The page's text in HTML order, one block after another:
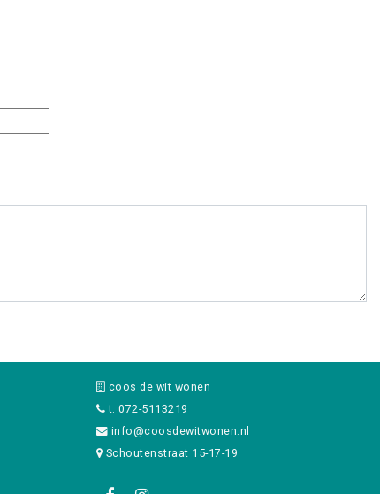
coos de wit wonen
t: 072-5113219
info@coosdewitwonen.nl
Schoutenstraat 15-17-19